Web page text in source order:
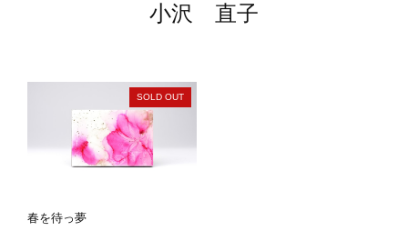
小沢 直子
SOLD OUT
春を待っ夢